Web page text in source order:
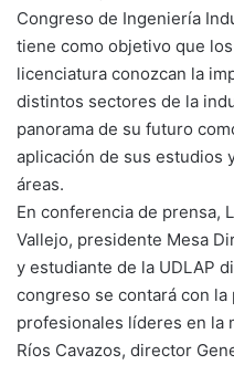
Congreso de Ingeniería
tiene como objetivo que
licenciatura conozcan la
distintos sectores de la
panorama de su futuro
aplicación de sus estudios
áreas.
En conferencia de prensa,
Vallejo, presidente Mesa
y estudiante de la UDLAP
congreso se contará con
profesionales líderes en la
Ríos Cavazos, director